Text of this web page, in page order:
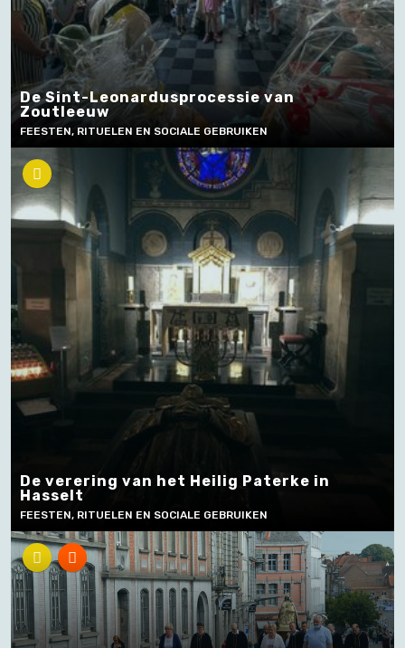
De Sint-Leonardusprocessie van
Zoutleeuw
FEESTEN, RITUELEN EN SOCIALE GEBRUIKEN
De verering van het Heilig Paterke in
Hasselt
FEESTEN, RITUELEN EN SOCIALE GEBRUIKEN